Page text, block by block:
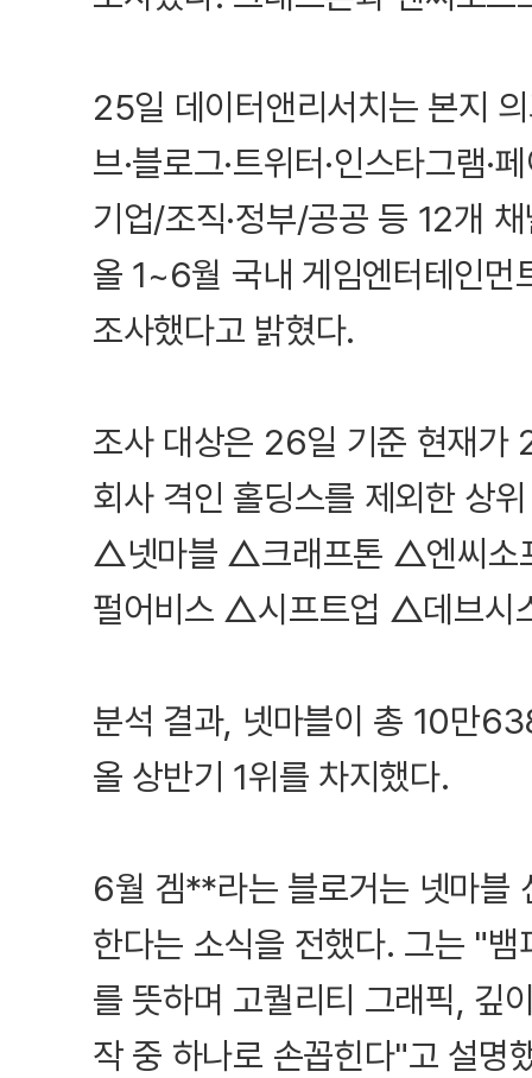
25일 데이터앤리서치는 본지 의
브·블로그·트위터·인스타그램·
기업/조직·정부/공공 등 12개
올 1~6월 국내 게임엔터테인먼
조사했다고 밝혔다.
조사 대상은 26일 기준 현재가
회사 격인 홀딩스를 제외한 상
△넷마블 △크래프톤 △엔씨
펄어비스 △시프트업 △데브시
분석 결과, 넷마블이 총 10만
올 상반기 1위를 차지했다.
6월 겜**라는 블로거는 넷마블
한다는 소식을 전했다. 그는 "
를 뜻하며 고퀄리티 그래픽, 깊
작 중 하나로 손꼽힌다"고 설명